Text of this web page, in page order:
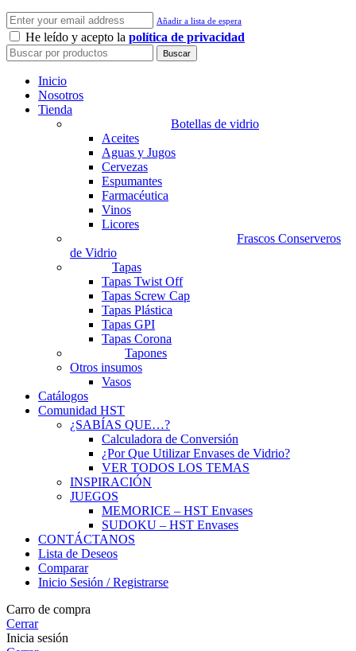
Añadir a lista de espera
He leído y acepto la política de privacidad
Buscar
Inicio
Nosotros
Tienda
Botellas de vidrio
Aceites
Aguas y Jugos
Cervezas
Espumantes
Farmacéutica
Vinos
Licores
Frascos Conserveros
de Vidrio
Tapas
Tapas Twist Off
Tapas Screw Cap
Tapas Plástica
Tapas GPI
Tapas Corona
Tapones
Otros insumos
Vasos
Catálogos
Comunidad HST
¿SABÍAS QUE…?
Calculadora de Conversión
¿Por Que Utilizar Envases de Vidrio?
VER TODOS LOS TEMAS
INSPIRACIÓN
JUEGOS
MEMORICE – HST Envases
SUDOKU – HST Envases
CONTÁCTANOS
Lista de Deseos
Comparar
Inicio Sesión / Registrarse
Carro de compra
Cerrar
Inicia sesión